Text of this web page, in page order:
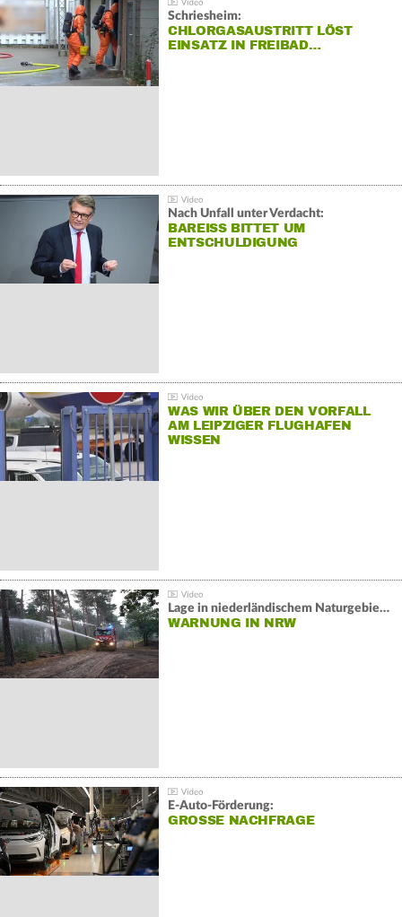
Schriesheim:
CHLORGASAUSTRITT LÖST
EINSATZ IN FREIBAD…
Nach Unfall unter Verdacht:
BAREISS BITTET UM E
NTSCHULDIGUNG
WAS WIR ÜBER DEN VORFALL
AM LEIPZIGER FLUGHAFEN
WISSEN
Lage in niederländischem Naturgebiet stabil
WARNUNG IN NRW
E-Auto-Förderung:
GROSSE NACHFRAGE